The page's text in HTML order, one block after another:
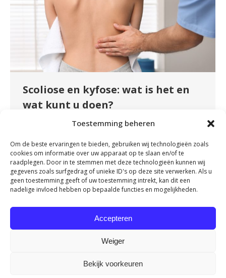
Toestemming beheren
Om de beste ervaringen te bieden, gebruiken wij technologieën zoals
cookies om informatie over uw apparaat op te slaan en/of te
raadplegen. Door in te stemmen met deze technologieën kunnen wij
gegevens zoals surfgedrag of unieke ID's op deze site verwerken. Als u
geen toestemming geeft of uw toestemming intrekt, kan dit een
nadelige invloed hebben op bepaalde functies en mogelijkheden.
Accepteren
Weiger
Bekijk voorkeuren
Scoliose en kyfose: wat is het en
wat kunt u doen?
fydeevitae januari 10, 2024
helemaal recht staat? Lijkt hij naar links of
rechts af te wijken of heeft u het idee dat u een
‘bochel’ aan het ontwikkelen bent? En heeft u
daardoor vaak rugpijn, spierpijn of kunt u zich